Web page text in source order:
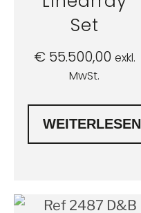
Set
€55.500,00 exkl.
MwSt.
WEITERLESEN